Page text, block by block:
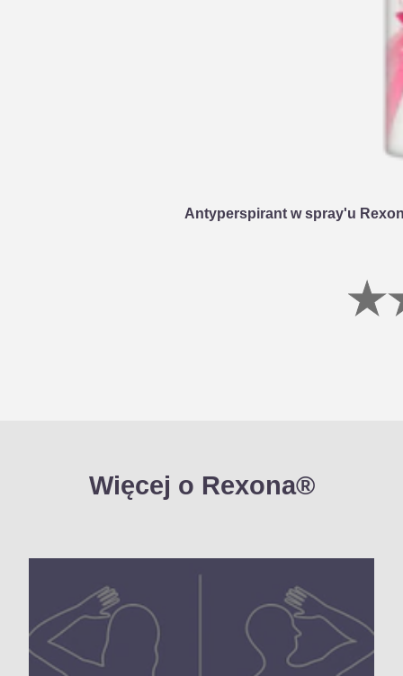
Antyperspirant w spray'u
Więcej o Rexona®